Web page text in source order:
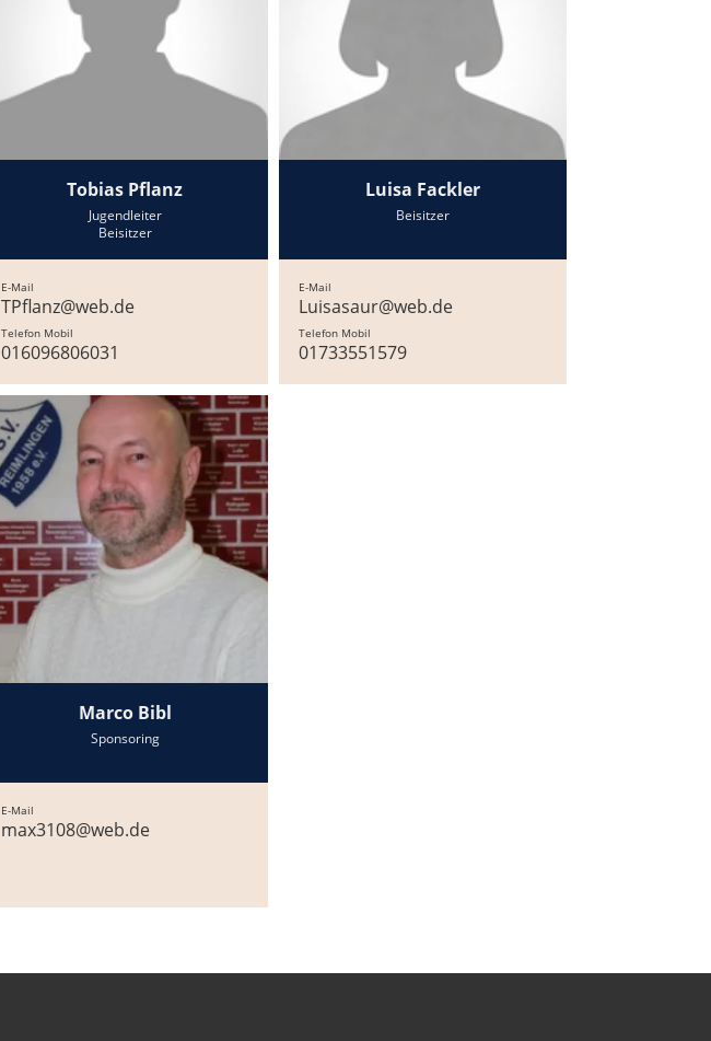
Tobias Pflanz
Jugendleiter
Beisitzer
E-Mail
TPflanz@web.de
Telefon Mobil
016096806031
Luisa Fackler
Beisitzer
E-Mail
Luisasaur@web.de
Telefon Mobil
01733551579
Marco Bibl
Sponsoring
E-Mail
max3108@web.de